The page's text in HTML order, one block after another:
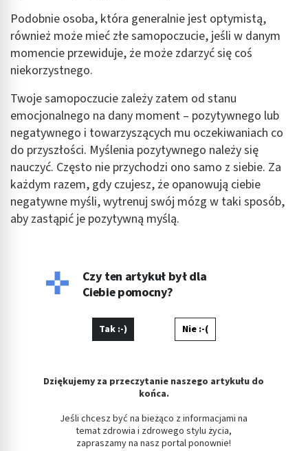
Podobnie osoba, która generalnie jest optymistą,
również może mieć złe samopoczucie, jeśli w danym
momencie przewiduje, że może zdarzyć się coś
niekorzystnego.
Twoje samopoczucie zależy zatem od stanu
emocjonalnego na dany moment – pozytywnego lub
negatywnego i towarzyszących mu oczekiwaniach co
do przyszłości. Myślenia pozytywnego należy się
nauczyć. Często nie przychodzi ono samo z siebie. Za
każdym razem, gdy czujesz, że opanowują ciebie
negatywne myśli, wytrenuj swój mózg w taki sposób,
aby zastąpić je pozytywną myślą.
Czy ten artykuł był dla
Ciebie pomocny?
Tak :-) Nie :-(
Dziękujemy za przeczytanie naszego artykułu do
końca.
Jeśli chcesz być na bieżąco z informacjami na
temat zdrowia i zdrowego stylu życia,
zapraszamy na nasz portal ponownie!
Identyfikowanie urządzeń na podstawie
aktywnie żądanych informacji
Cele przetwarzania inne niż IAB:
Wydajność (Performance)
Reklama / śledzenie